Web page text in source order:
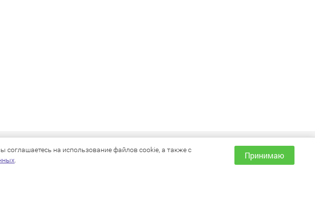
ИНФОРМАЦИЯ
Как сделать заказ?
соглашаетесь на использование файлов cookie, а также с
Принимаю